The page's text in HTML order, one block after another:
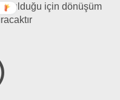
için dönüşüm